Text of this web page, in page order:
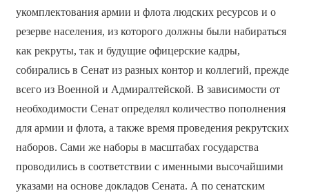
укомплектования армии и флота людских ресурсов и о
резерве населения, из которого должны были набираться
как рекруты, так и будущие офицерские кадры,
собирались в Сенат из разных контор и коллегий, прежде
всего из Военной и Адмиралтейской. В зависимости от
необходимости Сенат определял количество пополнения
для армии и флота, а также время проведения рекрутских
наборов. Сами же наборы в масштабах государства
проводились в соответствии с именными высочайшими
указами на основе докладов Сената. А по сенатским